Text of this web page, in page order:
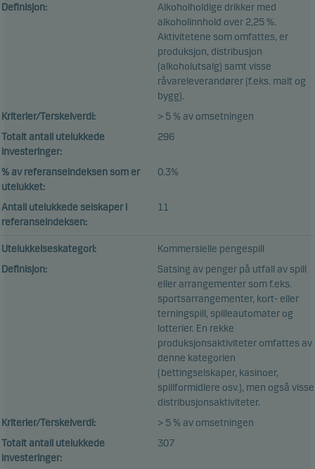
Definisjon:
Alkoholholdige drikker med
alkoholinnhold over 2,25 %.
Aktivitetene som omfattes, er
produksjon, distribusjon
(alkoholutsalg) samt visse
råvareleverandører (f.eks. malt og
bygg).
Kriterier/Terskelverdi:
> 5 % av omsetningen
Totalt antall utelukkede
investeringer:
296
% av referanseindeksen som er
utelukket:
0.3%
Antall utelukkede selskaper i
referanseindeksen:
11
Utelukkelseskategori:
Kommersielle pengespill
Definisjon:
Satsing av penger på utfall av spill
eller arrangementer som f.eks.
sportsarrangementer, kort- eller
terningspill, spilleautomater og
lotterier. En rekke
produksjonsaktiviteter omfattes av
denne kategorien
(bettingselskaper, kasinoer,
spillformidlere osv.), men også visse
distribusjonsaktiviteter.
Kriterier/Terskelverdi:
> 5 % av omsetningen
Totalt antall utelukkede
investeringer:
307